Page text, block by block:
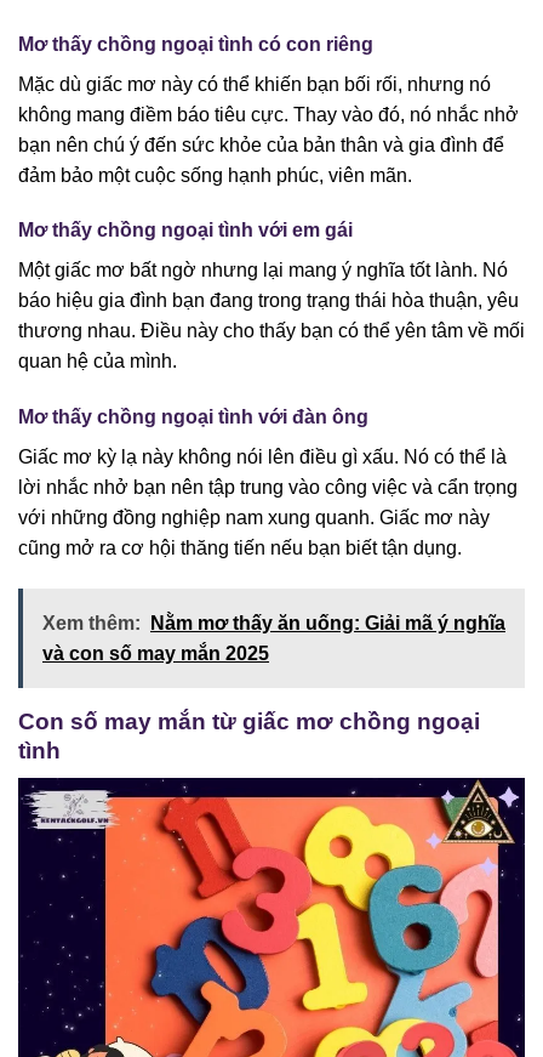
Mơ thấy chồng ngoại tình có con riêng
Mặc dù giấc mơ này có thể khiến bạn bối rối, nhưng nó
không mang điềm báo tiêu cực. Thay vào đó, nó nhắc nhở
bạn nên chú ý đến sức khỏe của bản thân và gia đình để
đảm bảo một cuộc sống hạnh phúc, viên mãn.
Mơ thấy chồng ngoại tình với em gái
Một giấc mơ bất ngờ nhưng lại mang ý nghĩa tốt lành. Nó
báo hiệu gia đình bạn đang trong trạng thái hòa thuận, yêu
thương nhau. Điều này cho thấy bạn có thể yên tâm về mối
quan hệ của mình.
Mơ thấy chồng ngoại tình với đàn ông
Giấc mơ kỳ lạ này không nói lên điều gì xấu. Nó có thể là
lời nhắc nhở bạn nên tập trung vào công việc và cẩn trọng
với những đồng nghiệp nam xung quanh. Giấc mơ này
cũng mở ra cơ hội thăng tiến nếu bạn biết tận dụng.
Xem thêm:
Nằm mơ thấy ăn uống: Giải mã ý nghĩa
và con số may mắn 2025
Con số may mắn từ giấc mơ chồng ngoại
tình